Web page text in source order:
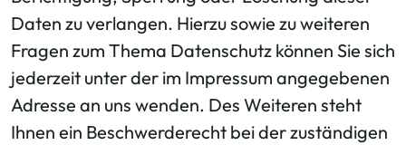
Daten zu verlangen. Hierzu sowie zu weiteren
Fragen zum Thema Datenschutz können Sie sich
jederzeit unter der im Impressum angegebenen
Adresse an uns wenden. Des Weiteren steht
Ihnen ein Beschwerderecht bei der zuständigen